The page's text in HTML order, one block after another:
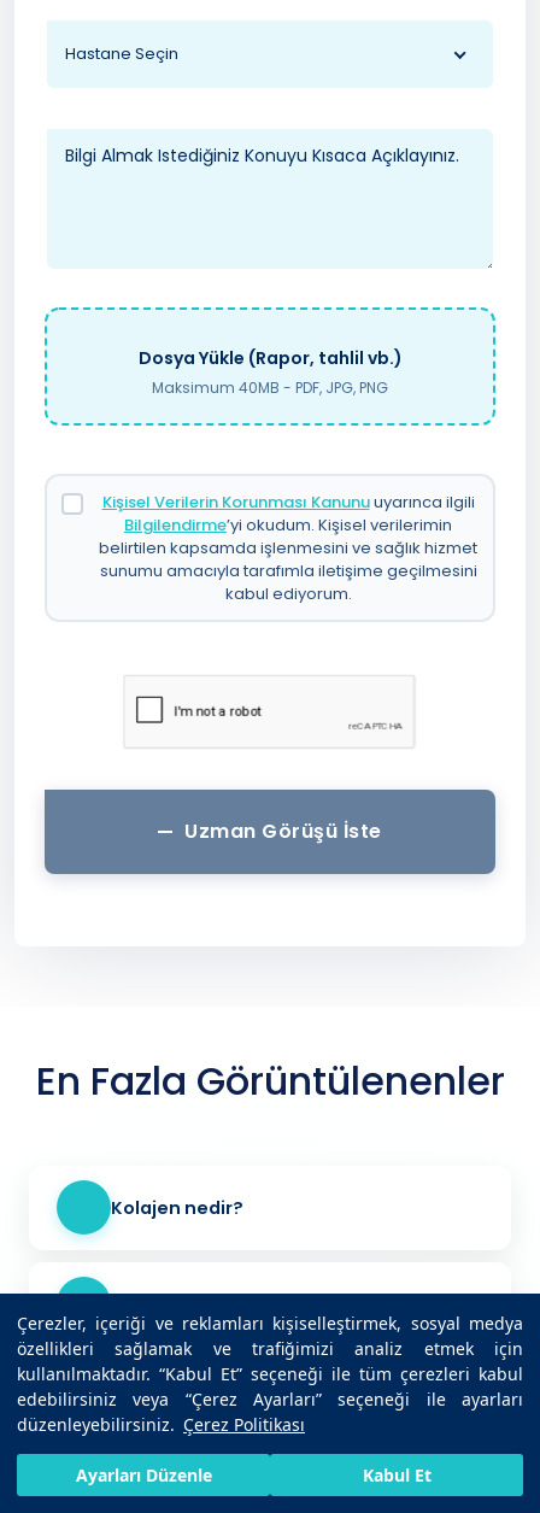
Çerezler, içeriği ve reklamları kişiselleştirmek, sosyal medya
özellikleri sağlamak ve trafiğimizi analiz etmek için
kullanılmaktadır. “Kabul Et” seçeneği ile tüm çerezleri kabul
edebilirsiniz veya “Çerez Ayarları” seçeneği ile ayarları
düzenleyebilirsiniz. Çerez Politikası
Ayarları Düzenle Kabul Et
Hastane Seçin
Dosya Yükle (Rapor, tahlil vb.)
Maksimum 40MB - PDF, JPG, PNG
Kişisel Verilerin Korunması Kanunuuyarınca ilgili
Bilgilendirme’yi okudum. Kişisel verilerimin
belirtilen kapsamda işlenmesini ve sağlık hizmet
sunumu amacıyla tarafımla iletişime geçilmesini
kabul ediyorum.
Uzman Görüşü İste
En Fazla Görüntülenenler
Kolajen nedir?
Kaşıntı neden olur?
Trigliserid nedir?
HIZLI RANDEVU AL BIZE ULAŞIN